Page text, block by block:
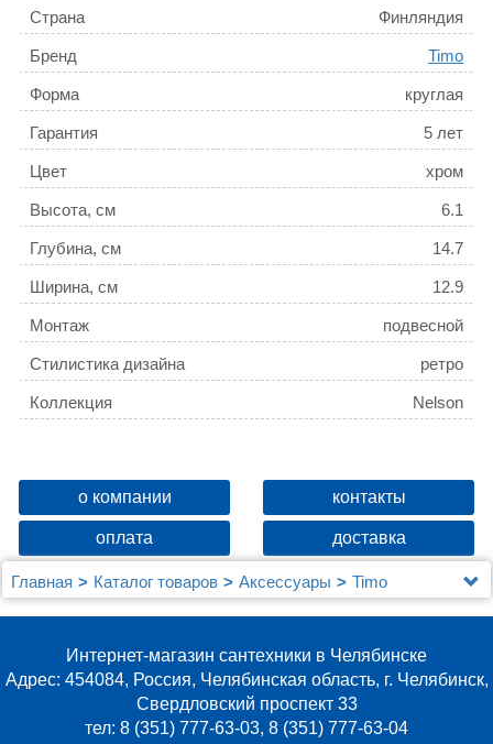
Страна Финляндия
Бренд Timo
Форма круглая
Гарантия 5 лет
Цвет хром
Высота, см 6.1
Глубина, см 14.7
Ширина, см 12.9
Монтаж подвесной
Стилистика дизайна ретро
Коллекция Nelson
о компании контакты
оплата доставка
Главная Каталог товаров Аксессуары
Timo
Мыльница Timo Nelson 150021/00
Интернет-магазин сантехники в Челябинске
Адрес: 454084, Россия, Челябинская область, г. Челябинск,
Свердловский проспект 33
тел: 8 (351) 777-63-03, 8 (351) 777-63-04